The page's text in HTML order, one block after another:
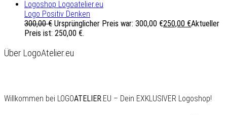
Logo Positiv Denken
300,00€ Ursprünglicher Preis war: 300,00 €250,00 €Aktueller
Preis ist: 250,00 €.
Über LogoAtelier.eu
Willkommen bei LOGOATELIER.EU – Dein EXKLUSIVER Logoshop!